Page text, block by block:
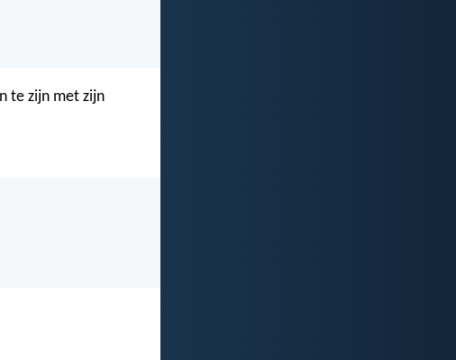
te zijn met zijn